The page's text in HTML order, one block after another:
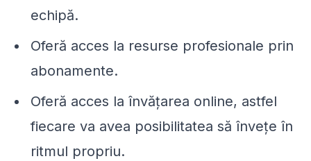
echipă.
Oferă acces la resurse profesionale prin
abonamente.
Oferă acces la învățarea online, astfel
fiecare va avea posibilitatea să învețe în
ritmul propriu.